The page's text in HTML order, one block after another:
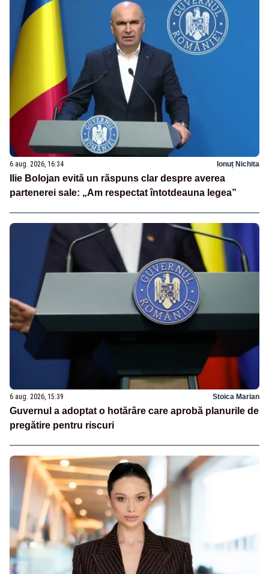
6 aug. 2026, 16:34 Ionuț Nichita
Ilie Bolojan evită un răspuns clar despre averea
partenerei sale: „Am respectat întotdeauna legea”
6 aug. 2026, 15:39 Stoica Marian
Guvernul a adoptat o hotărâre care aprobă planurile de
pregătire pentru riscuri